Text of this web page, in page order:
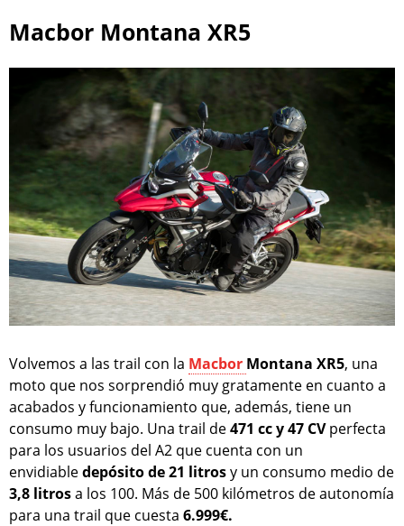
Macbor Montana XR5
Volvemos a las trail con la Macbor Montana XR5, una
moto que nos sorprendió muy gratamente en cuanto a
acabados y funcionamiento que, además, tiene un
consumo muy bajo. Una trail de471 cc y 47 CVperfecta
para los usuarios del A2 que cuenta con un
envidiabledepósito de 21 litrosy un consumo medio de
3,8 litrosa los 100. Más de 500 kilómetros de autonomía
para una trail que cuesta 6.999€.